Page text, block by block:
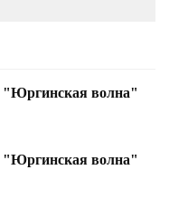
волна"
волна"